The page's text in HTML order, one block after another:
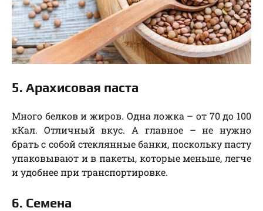
5. Арахисовая паста
Много белков и жиров. Одна ложка – от 70 до 100
кКал. Отличный вкус. А главное – не нужно
брать с собой стеклянные банки, поскольку пасту
упаковывают и в пакеты, которые меньше, легче
и удобнее при транспортировке.
6. Семена